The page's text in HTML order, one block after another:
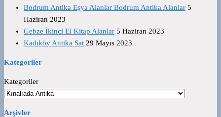
Bodrum Antika Eşya Alanlar Bodrum Antika Alanlar 5
Haziran 2023
Gebze İkinci El Kitap Alanlar 5 Haziran 2023
Kadıköy Antika Sat 29 Mayıs 2023
Kategoriler
Kategoriler
Arşivler